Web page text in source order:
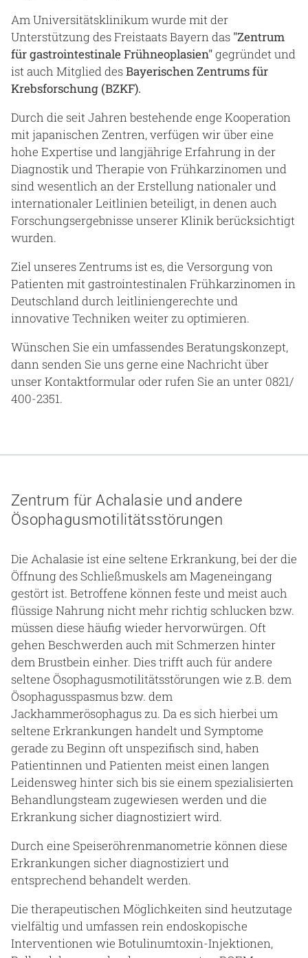
Am Universitätsklinikum wurde mit der
Unterstützung des Freistaats Bayern das "Zentrum
für gastrointestinale Frühneoplasien"gegründet und
ist auch Mitglied desBayerischen Zentrums für
Krebsforschung (BZKF).
Durch die seit Jahren bestehende enge Kooperation
mit japanischen Zentren, verfügen wir über eine
hohe Expertise und langjährige Erfahrung in der
Diagnostik und Therapie von Frühkarzinomen und
sind wesentlich an der Erstellung nationaler und
internationaler Leitlinien beteiligt, in denen auch
Forschungsergebnisse unserer Klinik berücksichtigt
wurden.
Ziel unseres Zentrums ist es, die Versorgung von
Patienten mit gastrointestinalen Frühkarzinomen in
Deutschland durch leitliniengerechte und
innovative Techniken weiter zu optimieren.
Wünschen Sie ein umfassendes Beratungskonzept,
dann senden Sie uns gerne eine Nachricht über
unser Kontaktformular oder rufen Sie an unter 0821/
400-2351.
Zentrum für Achalasie und andere
Ösophagusmotilitätsstörungen
Die Achalasie ist eine seltene Erkrankung, bei der die
Öffnung des Schließmuskels am Mageneingang
gestört ist. Betroffene können feste und meist auch
flüssige Nahrung nicht mehr richtig schlucken bzw.
müssen diese häufig wieder hervorwürgen. Oft
gehen Beschwerden auch mit Schmerzen hinter
dem Brustbein einher. Dies trifft auch für andere
seltene Ösophagusmotilitätsstörungen wie z.B. dem
Ösophagusspasmus bzw. dem
Jackhammerösophagus zu. Da es sich hierbei um
seltene Erkrankungen handelt und Symptome
gerade zu Beginn oft unspezifisch sind, haben
Patientinnen und Patienten meist einen langen
Leidensweg hinter sich bis sie einem spezialisierten
Behandlungsteam zugewiesen werden und die
Erkrankung sicher diagnostiziert wird.
Durch eine Speiseröhrenmanometrie können diese
Erkrankungen sicher diagnostiziert und
entsprechend behandelt werden.
Die therapeutischen Möglichkeiten sind heutzutage
vielfältig und umfassen rein endoskopische
Interventionen wie Botulinumtoxin-Injektionen,